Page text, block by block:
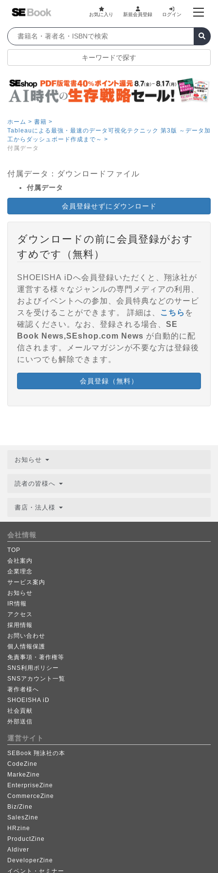
お気に入り 新規会員登録 ログイン
キーワードで探す
ホーム > 書籍 >
Tableauによる最強・最速のデータ可視化テクニック 第3版 ～データ加
工からダッシュボード作成まで～ >
付属データ
付属データ：ダウンロードファイル
付属データ
会員登録せずにダウンロード
ダウンロードの前に会員登録がおす
すめです（無料）
SHOEISHA iDへ会員登録いただくと、翔泳社が
運営する様々なジャンルの専門メディアの利用、
およびイベントへの参加、会員特典などのサービ
スを受けることができます。 詳細は、
こちら を
確認ください。なお、登録される場合、 SE
Book News,SEshop.com News が自動的に配
信されます。メールマガジンが不要な方は登録後
にいつでも解除できます。
会員登録（無料）
お知らせ
読者の皆様へ
書店・法人様
会社情報
TOP
会社案内
企業理念
サービス案内
お知らせ
IR情報
アクセス
採用情報
お問い合わせ
個人情報保護
免責事項・著作権等
SNS利用ポリシー
SNSアカウント一覧
著作者様へ
SHOEISHA iD
社会貢献
外部送信
運営サイト
SEBook 翔泳社の本
CodeZine
MarkeZine
EnterpriseZine
CommerceZine
Biz/Zine
SalesZine
HRzine
ProductZine
AIdiver
DeveloperZine
イベント・セミナー